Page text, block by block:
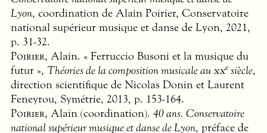
Lyon, coordination de Alain Poirier, Conservatoire
national supérieur musique et danse de Lyon, 2021,
p. 31-32.
Poirier, Alain. « Ferruccio Busoni et la musique du
futur », Théories de la composition musicale auxxe siècle,
direction scientifique de Nicolas Donin et Laurent
Feneyrou, Symétrie, 2013, p. 153-164.
Poirier, Alain (coordination). 40 ans. Conservatoire
national supérieur musique et danse de Lyon, préface de